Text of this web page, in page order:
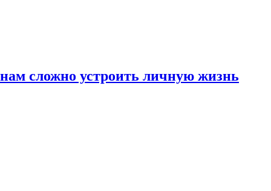
сложно устроить личную жизнь